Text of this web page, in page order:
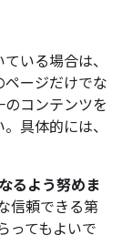
いる場合は、
ページだけでな
コンテンツを
具体的には、
るよう努めま
信頼できる第
ってもよいで